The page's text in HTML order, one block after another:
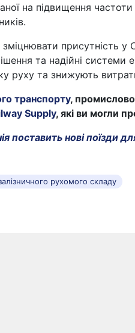
на підвищення
присутність у
та надійні системи
руху та знижують
транспорту,
Supply, які ви могли
поставить нові поїзди
рухомого складу